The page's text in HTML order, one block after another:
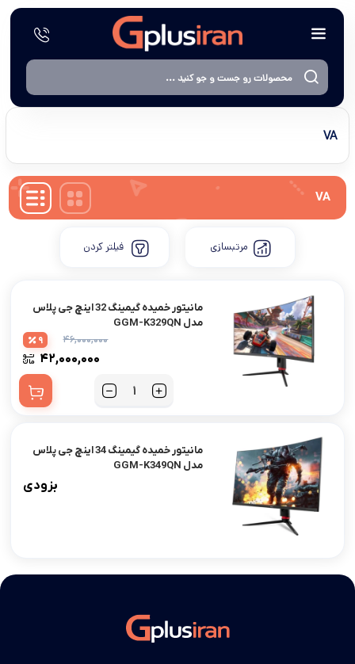
VA
VA
مرتبسازی فیلتر کردن
مانیتور خمیده گیمینگ 32 اینچ جی پلاس
مدل GGM-K329QN
۴۶,۰۰۰,۰۰۰
۴۲,۰۰۰,۰۰۰
9
مانیتور خمیده گیمینگ 34 اینچ جی پلاس
مدل GGM-K349QN
بزودی